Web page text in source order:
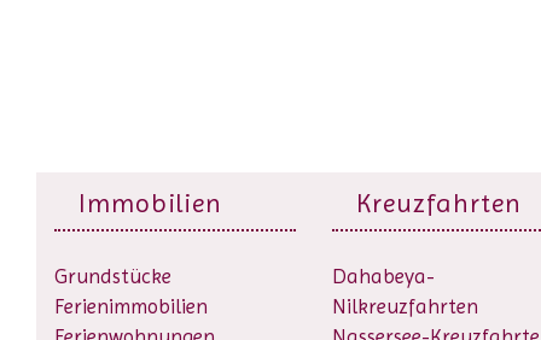
Immobilien
Grundstücke
Ferienimmobilien
Kreuzfahrten
Dahabeya-
Nilkreuzfahrten